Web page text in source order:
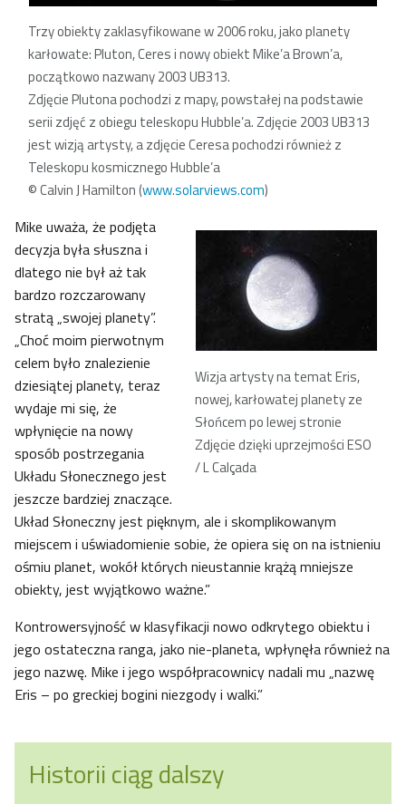
Trzy obiekty zaklasyfikowane w 2006 roku, jako planety
karłowate: Pluton, Ceres i nowy obiekt Mike’a Brown’a,
początkowo nazwany 2003 UB313.
Zdjęcie Plutona pochodzi z mapy, powstałej na podstawie
serii zdjęć z obiegu teleskopu Hubble’a. Zdjęcie 2003 UB313
jest wizją artysty, a zdjęcie Ceresa pochodzi również z
Teleskopu kosmicznego Hubble’a
© Calvin J Hamilton (www.solarviews.com)
Wizja artysty na temat Eris,
nowej, karłowatej planety ze
Słońcem po lewej stronie
Zdjęcie dzięki uprzejmości ESO
/ L Calçada
Mike uważa, że podjęta
decyzja była słuszna i
dlatego nie był aż tak
bardzo rozczarowany
stratą „swojej planety”.
„Choć moim pierwotnym
celem było znalezienie
dziesiątej planety, teraz
wydaje mi się, że
wpłynięcie na nowy
sposób postrzegania
Układu Słonecznego jest
jeszcze bardziej znaczące.
Układ Słoneczny jest pięknym, ale i skomplikowanym
miejscem i uświadomienie sobie, że opiera się on na istnieniu
ośmiu planet, wokół których nieustannie krążą mniejsze
obiekty, jest wyjątkowo ważne.”
Kontrowersyjność w klasyfikacji nowo odkrytego obiektu i
jego ostateczna ranga, jako nie-planeta, wpłynęła również na
jego nazwę. Mike i jego współpracownicy nadali mu „nazwę
Eris – po greckiej bogini niezgody i walki.”
Historii ciąg dalszy